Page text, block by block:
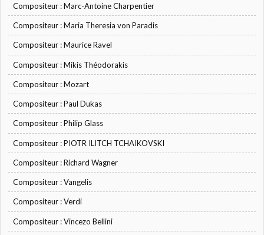
Compositeur : Marc-Antoine Charpentier
Compositeur : Maria Theresia von Paradis
Compositeur : Maurice Ravel
Compositeur : Mikis Théodorakis
Compositeur : Mozart
Compositeur : Paul Dukas
Compositeur : Philip Glass
Compositeur : PIOTR ILITCH TCHAIKOVSKI
Compositeur : Richard Wagner
Compositeur : Vangelis
Compositeur : Verdi
Compositeur : Vincezo Bellini